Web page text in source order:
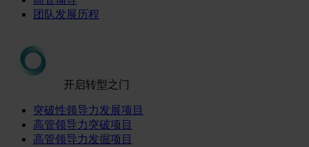
团队发展历程
开启转型之门
突破性领导力发展项目
高管领导力突破项目
高管领导力发掘项目